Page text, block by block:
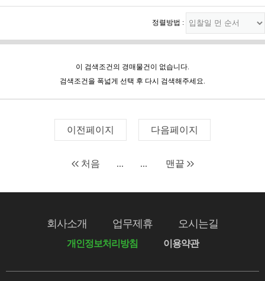
정렬방법 :
이 검색조건의 경매물건이 없습니다.
검색조건을 폭넓게 선택 후 다시 검색해주세요.
이전페이지 다음페이지
처음 ... ... 맨끝
회사소개 업무제휴 오시는길
개인정보처리방침 이용약관